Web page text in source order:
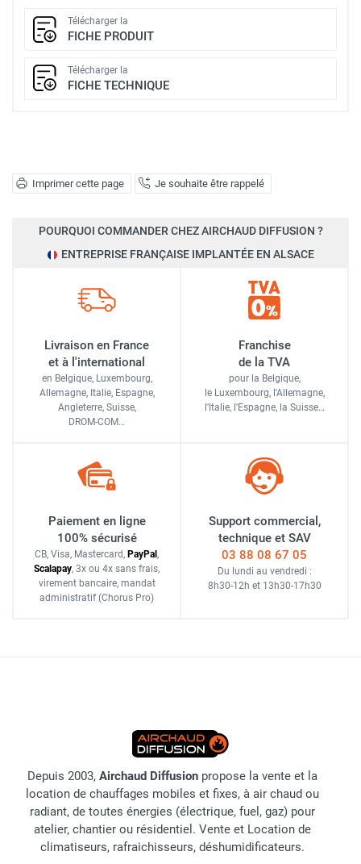
Imprimer cette page Je souhaite être rappelé
Télécharger la
FICHE PRODUIT
Télécharger la
FICHE TECHNIQUE
POURQUOI COMMANDER CHEZ AIRCHAUD DIFFUSION ?
ENTREPRISE FRANÇAISE IMPLANTÉE EN ALSACE
Livraison en France
et à l'international
en Belgique, Luxembourg,
Allemagne, Italie, Espagne,
Angleterre, Suisse,
DROM-COM…
Franchise
de la TVA
pour la Belgique,
le Luxembourg, l'Allemagne,
l'Italie, l'Espagne, la Suisse…
Paiement en ligne
100% sécurisé
CB, Visa, Mastercard, PayPal ,
Scalapay, 3x ou 4x sans frais,
virement bancaire, mandat
administratif (Chorus Pro)
Support commercial,
technique et SAV
03 88 08 67 05
Du lundi au vendredi :
8h30-12h et 13h30-17h30
Depuis 2003, Airchaud Diffusion propose la vente et la
location de chauffages mobiles et fixes, à air chaud ou
radiant, de toutes énergies (électrique, fuel, gaz) pour
atelier, chantier ou résidentiel. Vente et Location de
climatiseurs, rafraichisseurs, déshumidificateurs.